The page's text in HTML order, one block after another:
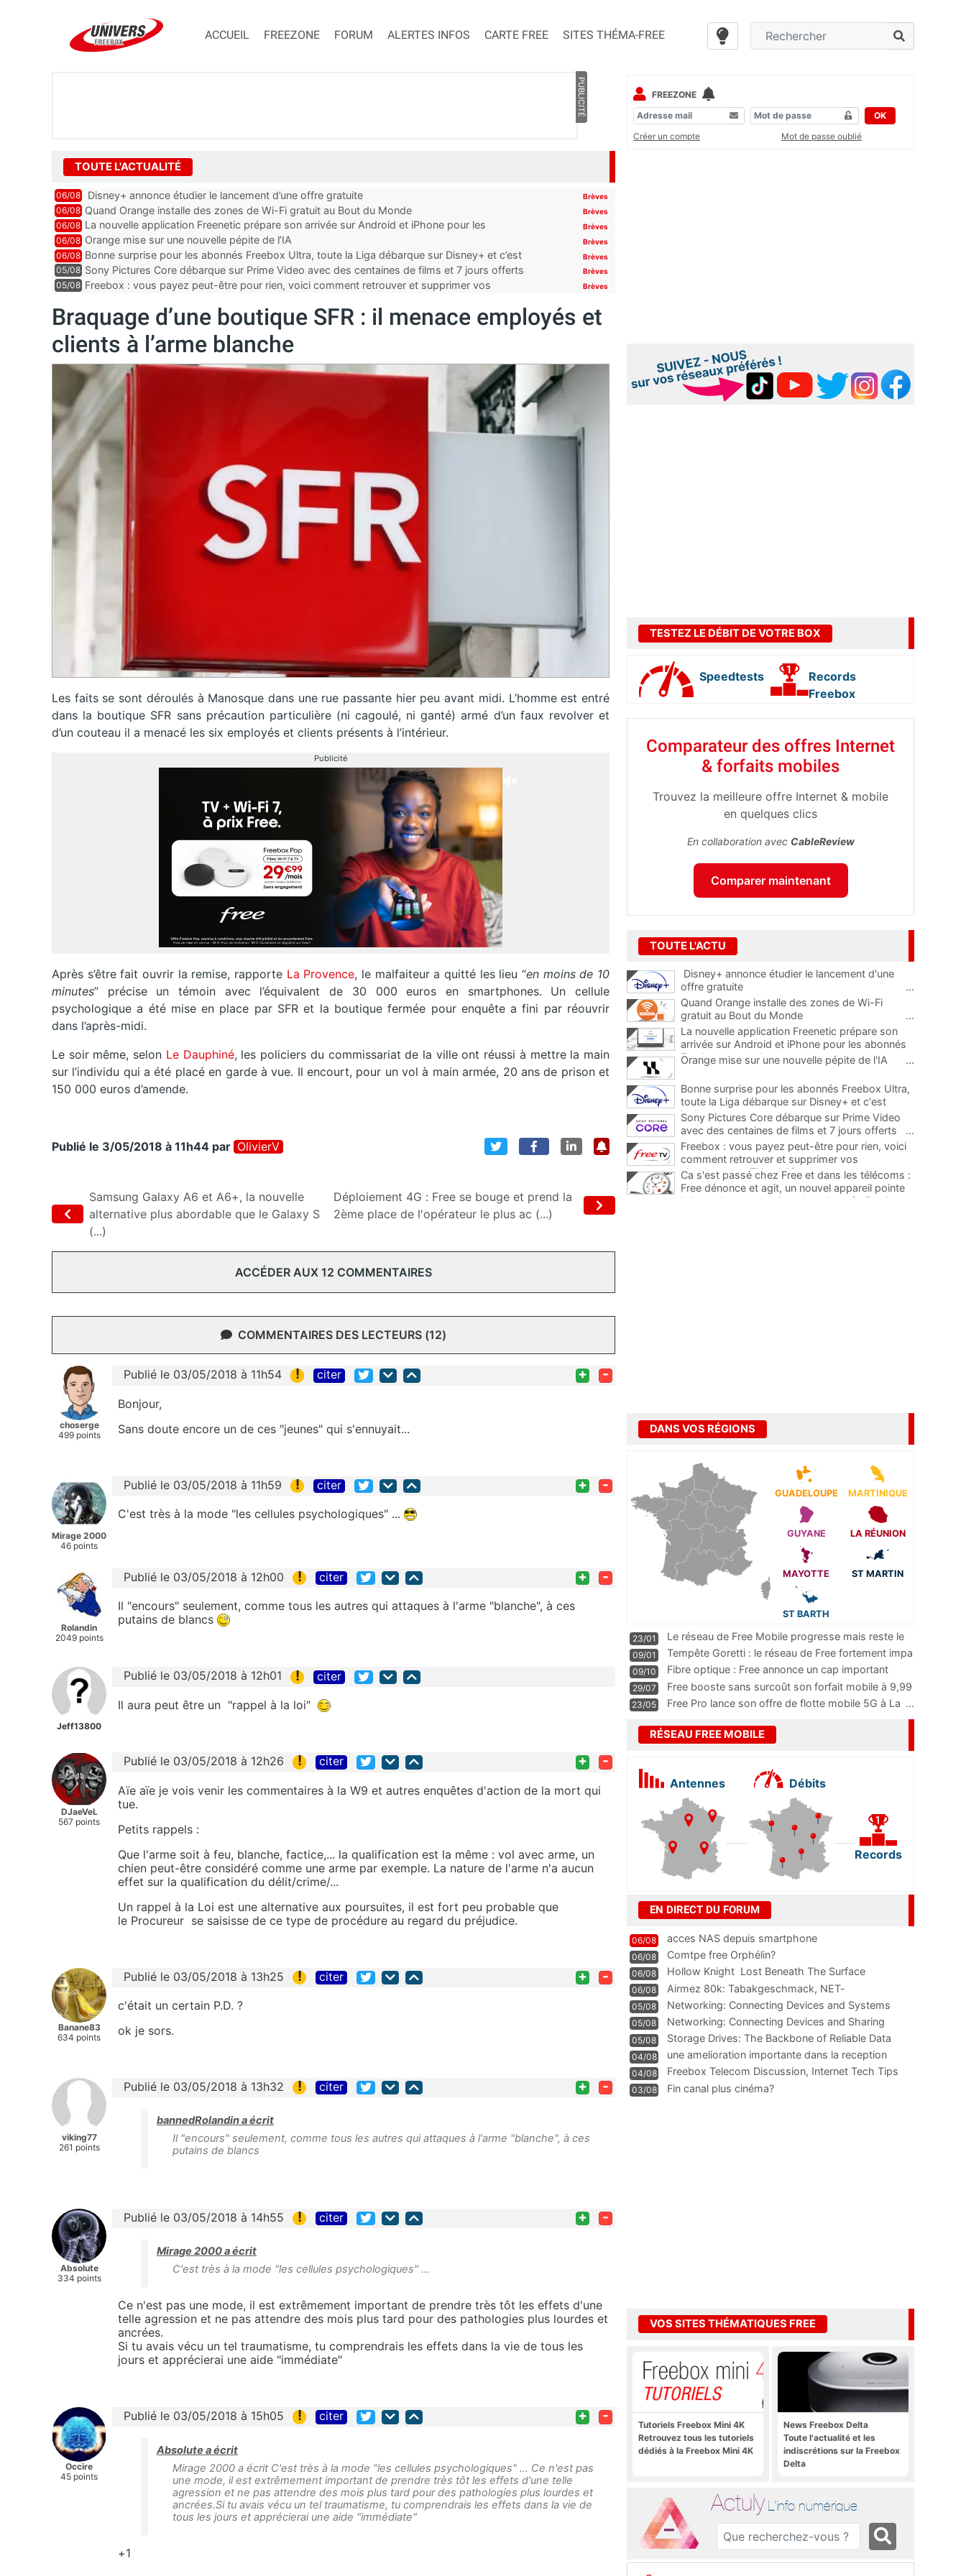
ACCUEIL FREEZONE FORUM ALERTES INFOS CARTE FREE SITES THÉMA-FREE
PUBLICITÉ
TOUTE L'ACTUALITÉ
06/08 Disney+ annonce étudier le lancement d’une offre gratuite Brèves
06/08 Quand Orange installe des zones de Wi-Fi gratuit au Bout du Monde Brèves
06/08 La nouvelle application Freenetic prépare son arrivée sur Android et iPhone pour les
abonnés Freebox, testez la
Brèves
06/08 Orange mise sur une nouvelle pépite de l’IA Brèves
06/08 Bonne surprise pour les abonnés Freebox Ultra, toute la Liga débarque sur Disney+ et c’est
inclus
Brèves
05/08 Sony Pictures Core débarque sur Prime Video avec des centaines de films et 7 jours offerts Brèves
05/08 Freebox : vous payez peut-être pour rien, voici comment retrouver et supprimer vos
Brèves
Braquage d’une boutique SFR : il menace employés et
clients à l’arme blanche
Les faits se sont déroulés à Manosque dans une rue passante hier peu avant midi. L’homme est entré
dans la boutique SFR sans précaution particulière (ni cagoulé, ni ganté) armé d’un faux revolver et
d’un couteau il a menacé les six employés et clients présents à l’intérieur.
Publicité
Après s’être fait ouvrir la remise, rapporte La Provence, le malfaiteur a quitté les lieu “en moins de 10
minutes” précise un témoin avec l’équivalent de 30 000 euros en smartphones. Un cellule
psychologique a été mise en place par SFR et la boutique fermée pour enquête a fini par réouvrir
dans l’après-midi.
Le soir même, selon Le Dauphiné, les policiers du commissariat de la ville ont réussi à mettre la main
sur l’individu qui a été placé en garde à vue. Il encourt, pour un vol à main armée, 20 ans de prison et
150 000 euros d’amende.
Publié le 3/05/2018 à 11h44 par OlivierV
Samsung Galaxy A6 et A6+, la nouvelle
alternative plus abordable que le Galaxy S
(...)
Déploiement 4G : Free se bouge et prend la
2ème place de l'opérateur le plus ac (...)
ACCÉDER AUX 12 COMMENTAIRES
COMMENTAIRES DES LECTEURS (12)
choserge
499 points
Publié le 03/05/2018 à 11h54 ! citer + -
Bonjour,
Sans doute encore un de ces "jeunes" qui s'ennuyait...
Mirage 2000
46 points
Publié le 03/05/2018 à 11h59 ! citer + -
C'est très à la mode "les cellules psychologiques" ...
Rolandin
2049 points
Publié le 03/05/2018 à 12h00 ! citer + -
Il "encours" seulement, comme tous les autres qui attaques à l'arme "blanche", à ces
putains de blancs
Jeff13800
Publié le 03/05/2018 à 12h01 ! citer
Il aura peut être un "rappel à la loi"
DJaeVeL
567 points
Publié le 03/05/2018 à 12h26 ! citer + -
Aïe aïe je vois venir les commentaires à la W9 et autres enquêtes d'action de la mort qui
tue.
Petits rappels :
Que l'arme soit à feu, blanche, factice,... la qualification est la même : vol avec arme, un
chien peut-être considéré comme une arme par exemple. La nature de l'arme n'a aucun
effet sur la qualification du délit/crime/...
Un rappel à la Loi est une alternative aux poursuites, il est fort peu probable que
le Procureur se saisisse de ce type de procédure au regard du préjudice.
Banane83
634 points
Publié le 03/05/2018 à 13h25 ! citer + -
c'était un certain P.D. ?
ok je sors.
viking77
261 points
Publié le 03/05/2018 à 13h32 ! citer + -
bannedRolandin a écrit
Il "encours" seulement, comme tous les autres qui attaques à l'arme "blanche", à ces
putains de blancs
Absolute
334 points
Publié le 03/05/2018 à 14h55 ! citer + -
Mirage 2000 a écrit
C'est très à la mode "les cellules psychologiques" ...
Ce n'est pas une mode, il est extrêmement important de prendre très tôt les effets d'une
telle agression et ne pas attendre des mois plus tard pour des pathologies plus lourdes et
ancrées.
Si tu avais vécu un tel traumatisme, tu comprendrais les effets dans la vie de tous les
jours et apprécierai une aide "immédiate"
Occire
45 points
Publié le 03/05/2018 à 15h05 ! citer + -
Absolute a écrit
Mirage 2000 a écrit C'est très à la mode "les cellules psychologiques" ... Ce n'est pas
une mode, il est extrêmement important de prendre très tôt les effets d'une telle
agression et ne pas attendre des mois plus tard pour des pathologies plus lourdes et
ancrées.Si tu avais vécu un tel traumatisme, tu comprendrais les effets dans la vie de
tous les jours et apprécierai une aide "immédiate"
+1
FREEZONE
OK
Créer un compte
Mot de passe oublié
TESTEZ LE DÉBIT DE VOTRE BOX
Speedtests
Records
Freebox
Comparateur des offres Internet
& forfaits mobiles
Trouvez la meilleure offre Internet & mobile
en quelques clics
En collaboration avec CableReview
Comparer maintenant
TOUTE L'ACTU
Disney+ annonce étudier le lancement d'une
offre gratuite
...
Quand Orange installe des zones de Wi-Fi
gratuit au Bout du Monde
...
La nouvelle application Freenetic prépare son
arrivée sur Android et iPhone pour les abonnés
Freebox, testez la
Orange mise sur une nouvelle pépite de l'IA ...
Bonne surprise pour les abonnés Freebox Ultra,
toute la Liga débarque sur Disney+ et c'est
inclus
Sony Pictures Core débarque sur Prime Video
avec des centaines de films et 7 jours offerts
...
Freebox : vous payez peut-être pour rien, voici
comment retrouver et supprimer vos
abonnements TV oubliés
...
Ca s'est passé chez Free et dans les télécoms :
Free dénonce et agit, un nouvel appareil pointe
le bout de son nez chez des abonnés Freebox...
DANS VOS RÉGIONS
GUADELOUPE MARTINIQUE
GUYANE LA RÉUNION
MAYOTTE ST MARTIN
ST BARTH
23/01
Le réseau de Free Mobile progresse mais reste le
m
...
09/01
Tempête Goretti : le réseau de Free fortement impa
09/10
Fibre optique : Free annonce un cap important
pass
...
29/07
Free booste sans surcoût son forfait mobile à 9,99
23/05 Free Pro lance son offre de flotte mobile 5G à La ...
RÉSEAU FREE MOBILE
Antennes Débits
Records
EN DIRECT DU FORUM
06/08 acces NAS depuis smartphone
06/08 Comtpe free Orphélin?
06/08 Hollow Knight  Lost Beneath The Surface
06/08
Airmez 80k: Tabakgeschmack, NET-
Technologie und Leistung im
05/08 Networking: Connecting Devices and Systems
05/08
Networking: Connecting Devices and Sharing
Information
05/08
Storage Drives: The Backbone of Reliable Data
Management
04/08
une amelioration importante dans la reception
WIFI
04/08
Freebox Telecom Discussion, Internet Tech Tips
Communi
03/08 Fin canal plus cinéma?
VOS SITES THÉMATIQUES FREE
Tutoriels Freebox Mini 4K
Retrouvez tous les tutoriels
dédiés à la Freebox Mini 4K
News Freebox Delta
Toute l'actualité et les
indiscrétions sur la Freebox
Delta
Actuly L'info numérique